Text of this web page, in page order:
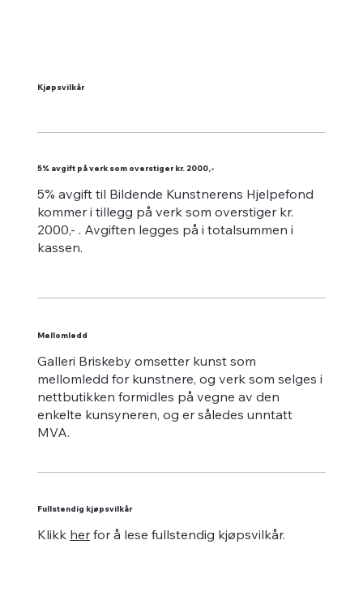
Kjøpsvilkår
5% avgift på verk som overstiger kr. 2000,-
5% avgift til Bildende Kunstnerens Hjelpefond
kommer i tillegg på verk som overstiger kr.
2000,- . Avgiften legges på i totalsummen i
kassen.
Mellomledd
Galleri Briskeby omsetter kunst som
mellomledd for kunstnere, og verk som selges i
nettbutikken formidles på vegne av den
enkelte kunsyneren, og er således unntatt
MVA.
Fullstendig kjøpsvilkår
Klikk herfor å lese fullstendig kjøpsvilkår.